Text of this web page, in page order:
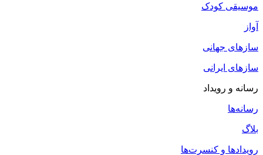
موسیقی کودک
آواز
سازهای جهانی
سازهای ایرانی
رسانه و رویداد
رسانه‌ها
بلاگ
رویدادها و کنسرت‌ها